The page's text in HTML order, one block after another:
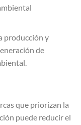
producción y
de
que priorizan la
puede reducir el